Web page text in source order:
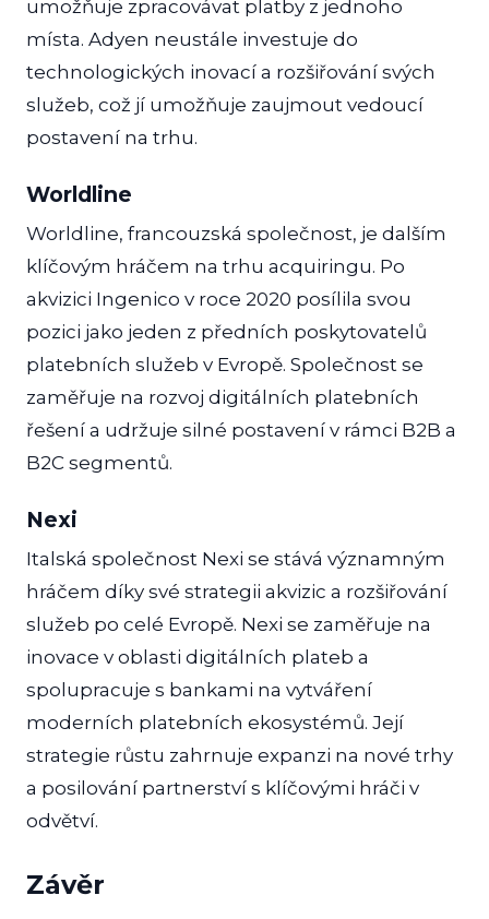
umožňuje zpracovávat platby z jednoho
místa. Adyen neustále investuje do
technologických inovací a rozšiřování svých
služeb, což jí umožňuje zaujmout vedoucí
postavení na trhu.
Worldline
Worldline, francouzská společnost, je dalším
klíčovým hráčem na trhu acquiringu. Po
akvizici Ingenico v roce 2020 posílila svou
pozici jako jeden z předních poskytovatelů
platebních služeb v Evropě. Společnost se
zaměřuje na rozvoj digitálních platebních
řešení a udržuje silné postavení v rámci B2B a
B2C segmentů.
Nexi
Italská společnost Nexi se stává významným
hráčem díky své strategii akvizic a rozšiřování
služeb po celé Evropě. Nexi se zaměřuje na
inovace v oblasti digitálních plateb a
spolupracuje s bankami na vytváření
moderních platebních ekosystémů. Její
strategie růstu zahrnuje expanzi na nové trhy
a posilování partnerství s klíčovými hráči v
odvětví.
Závěr